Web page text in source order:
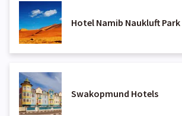
Hotel Namib Naukluft Park
Swakopmund Hotels